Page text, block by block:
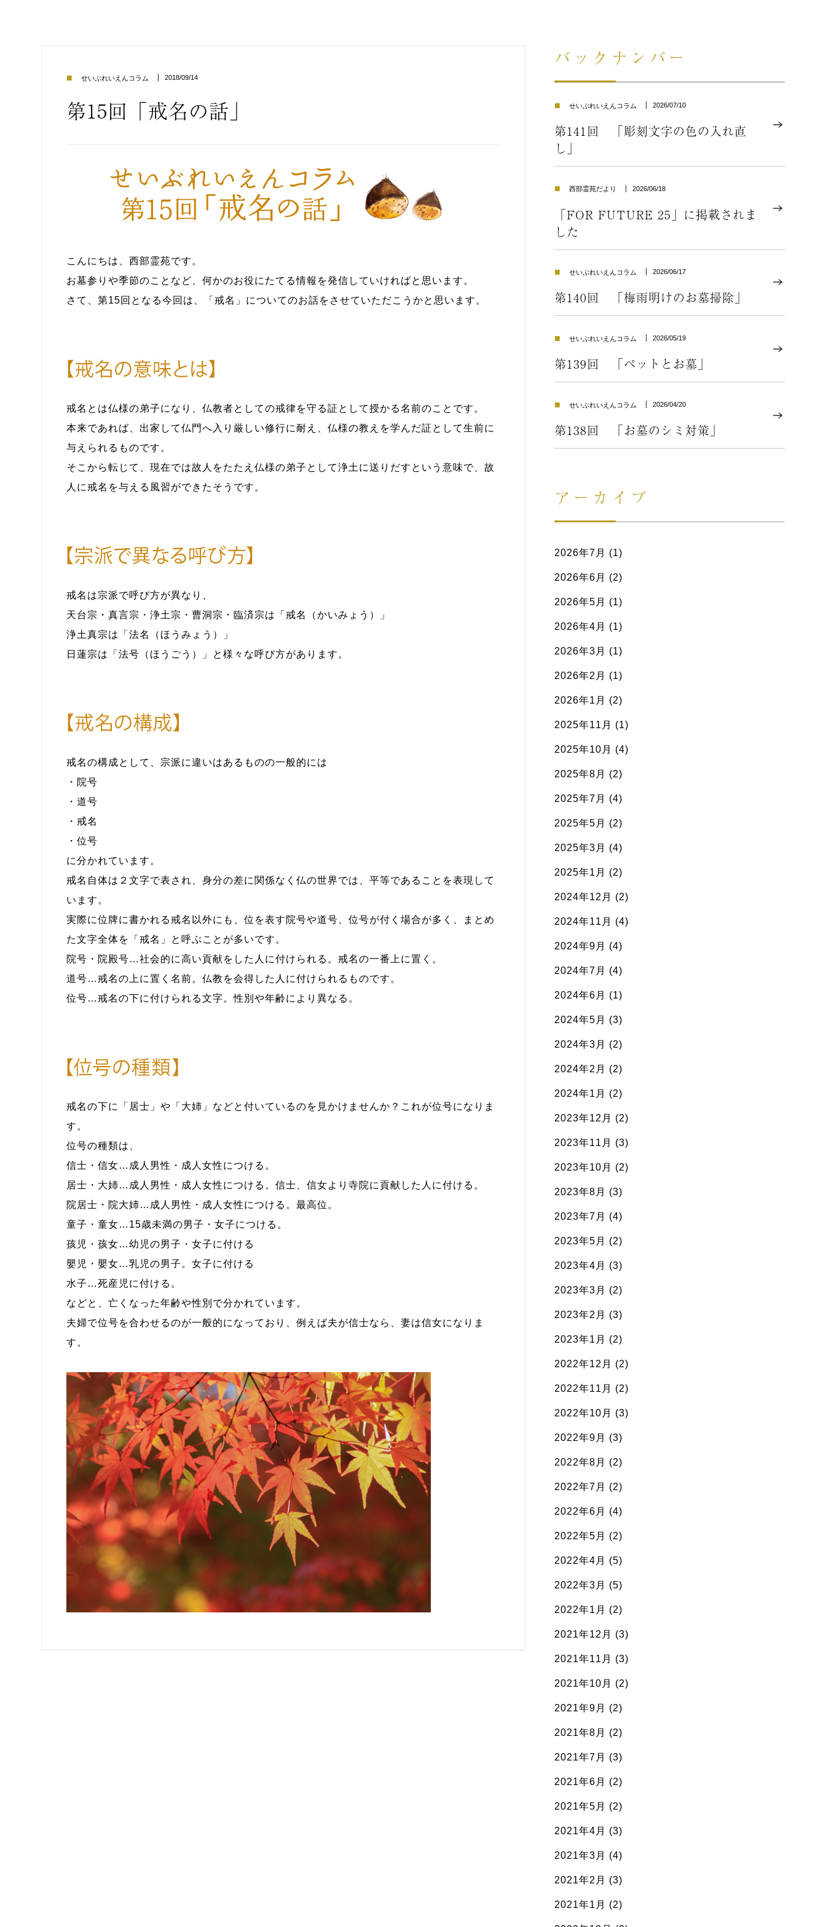
■ せいぶれいえんコラム 2018/09/14
第15回「戒名の話」
こんにちは、西部霊苑です。
お墓参りや季節のことなど、何かのお役にたてる情報を発信していければと思います。
さて、第15回となる今回は、
「戒名」 についてのお話をさせていただこうかと思います。
戒名とは仏様の弟子になり、仏教者としての戒律を守る証として授かる名前のことです。
本来であれば、出家して仏門へ入り厳しい修行に耐え、仏様の教えを学んだ証として生前に
与えられるものです。
そこから転じて、現在では故人をたたえ仏様の弟子として浄土に送りだすという意味で、故
人に戒名を与える風習ができたそうです。
戒名は宗派で呼び方が異なり、
天台宗・真言宗・浄土宗・曹洞宗・臨済宗は 「戒名（かいみょう）」
浄土真宗は 「法名（ほうみょう）」
日蓮宗は 「法号（ほうごう）」 と様々な呼び方があります。
戒名の構成として、宗派に違いはあるものの一般的には
・院号
・道号
・戒名
・位号
に分かれています。
戒名自体は２文字で表され、身分の差に関係なく仏の世界では、平等であることを表現して
います。
実際に位牌に書かれる戒名以外にも、位を表す院号や道号、位号が付く場合が多く、まとめ
た文字全体を「戒名」と呼ぶことが多いです。
院号・院殿号…社会的に高い貢献をした人に付けられる。戒名の一番上に置く。
道号…戒名の上に置く名前。仏教を会得した人に付けられるものです。
位号…戒名の下に付けられる文字。性別や年齢により異なる。
戒名の下に「居士」や「大姉」などと付いているのを見かけませんか？これが位号になりま
す。
位号の種類は、
信士・信女…成人男性・成人女性につける。
居士・大姉…成人男性・成人女性につける。信士、信女より寺院に貢献した人に付ける。
院居士・院大姉…成人男性・成人女性につける。最高位。
童子・童女…15歳未満の男子・女子につける。
孩児・孩女…幼児の男子・女子に付ける
嬰児・嬰女…乳児の男子。女子に付ける
水子 …死産児に付ける。
などと、亡くなった年齢や性別で分かれています。
夫婦で位号を合わせるのが一般的になっており、例えば夫が信士なら、妻は信女になりま
す。
バックナンバー
■ せいぶれいえんコラム 2026/07/10
第141回 「彫刻文字の色の入れ直
し」
■ 西部霊苑だより 2026/06/18
「FOR FUTURE 25」に掲載されま
した
■ せいぶれいえんコラム 2026/06/17
第140回 「梅雨明けのお墓掃除」
■ せいぶれいえんコラム 2026/05/19
第139回 「ペットとお墓」
■ せいぶれいえんコラム 2026/04/20
第138回 「お墓のシミ対策」
アーカイブ
2026年7月 (1)
2026年6月 (2)
2026年5月 (1)
2026年4月 (1)
2026年3月 (1)
2026年2月 (1)
2026年1月 (2)
2025年11月 (1)
2025年10月 (4)
2025年8月 (2)
2025年7月 (4)
2025年5月 (2)
2025年3月 (4)
2025年1月 (2)
2024年12月 (2)
2024年11月 (4)
2024年9月 (4)
2024年7月 (4)
2024年6月 (1)
2024年5月 (3)
2024年3月 (2)
2024年2月 (2)
2024年1月 (2)
2023年12月 (2)
2023年11月 (3)
2023年10月 (2)
2023年8月 (3)
2023年7月 (4)
2023年5月 (2)
2023年4月 (3)
2023年3月 (2)
2023年2月 (3)
2023年1月 (2)
2022年12月 (2)
2022年11月 (2)
2022年10月 (3)
2022年9月 (3)
2022年8月 (2)
2022年7月 (2)
2022年6月 (4)
2022年5月 (2)
2022年4月 (5)
2022年3月 (5)
2022年1月 (2)
2021年12月 (3)
2021年11月 (3)
2021年10月 (2)
2021年9月 (2)
2021年8月 (2)
2021年7月 (3)
2021年6月 (2)
2021年5月 (2)
2021年4月 (3)
2021年3月 (4)
2021年2月 (3)
2021年1月 (2)